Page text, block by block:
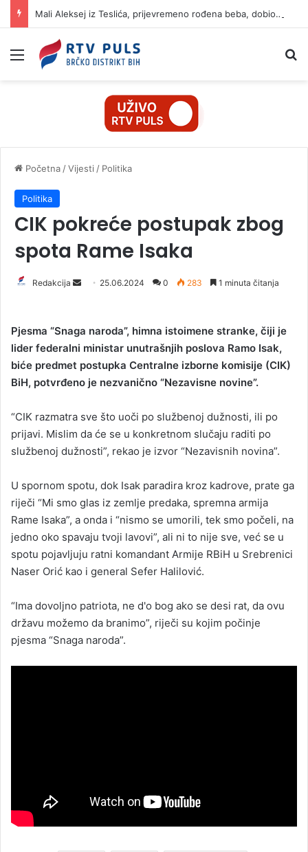
Mali Aleksej iz Teslića, prijevremeno rođena beba, dobio životnu bitku na UKC-u Srpske
Izbornik
Početna /Vijesti / Politika
Politika
CIK pokreće postupak zbog
spota Rame Isaka
Redakcija
d
a
n
e
a
i
l
25.06.2024 0 283 1 minuta čitanja
Pjesma “Snaga naroda”, himna istoimene stranke, čiji je
lider federalni ministar unutrašnjih poslova Ramo Isak,
biće predmet postupka Centralne izborne komisije (CIK)
BiH, potvrđeno je nezvanično “Nezavisne novine”.
“CIK razmatra sve što uoči po službenoj dužnosti, ili po
prijavi. Mislim da će se u konkretnom slučaju raditi po
službenoj dužnosti”, rekao je izvor “Nezavisnih novina”.
U spornom spotu, dok Isak paradira kroz kadrove, prate ga
riječi “Mi smo glas iz zemlje predaka, spremna armija
Rame Isaka”, a onda i “nismo se umorili, tek smo počeli, na
jedno oko spavaju tvoji lavovi”, ali ni to nije sve, već se u
spotu pojavljuju ratni komandant Armije RBiH u Srebrenici
Naser Orić kao i general Sefer Halilović.
“Ima dovoljno patriota, ne d'o bog ako se desi rat, da ovu
državu možemo da branimo”, riječi su kojim počinje
pjesma “Snaga naroda”.